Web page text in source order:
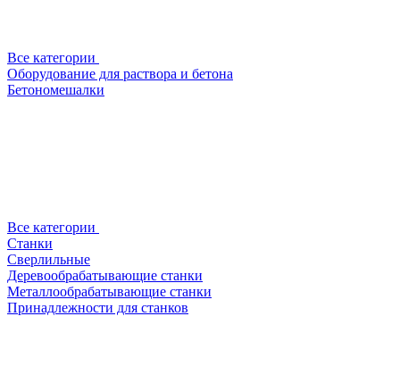
Все категории
Оборудование для раствора и бетона
Бетономешалки
Все категории
Станки
Сверлильные
Деревообрабатывающие станки
Металлообрабатывающие станки
Принадлежности для станков